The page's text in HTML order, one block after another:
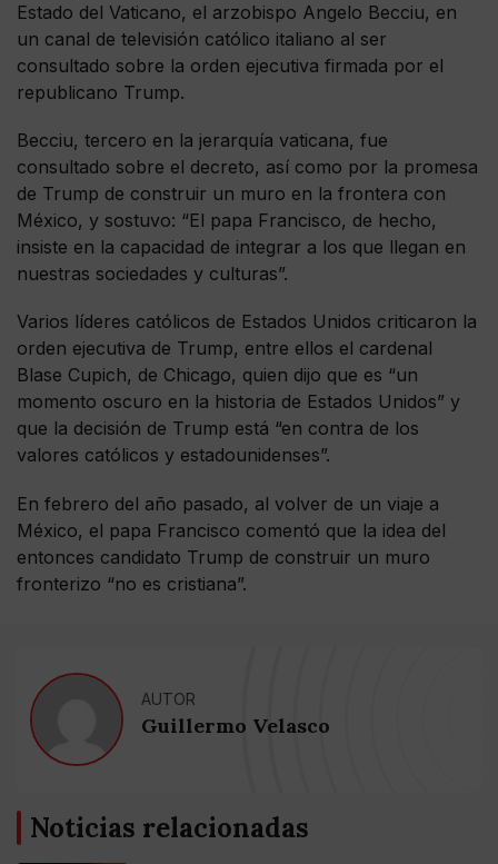
Estado del Vaticano, el arzobispo Angelo Becciu, en
un canal de televisión católico italiano al ser
consultado sobre la orden ejecutiva firmada por el
republicano Trump.
Becciu, tercero en la jerarquía vaticana, fue
consultado sobre el decreto, así como por la promesa
de Trump de construir un muro en la frontera con
México, y sostuvo: “El papa Francisco, de hecho,
insiste en la capacidad de integrar a los que llegan en
nuestras sociedades y culturas”.
Varios líderes católicos de Estados Unidos criticaron la
orden ejecutiva de Trump, entre ellos el cardenal
Blase Cupich, de Chicago, quien dijo que es “un
momento oscuro en la historia de Estados Unidos” y
que la decisión de Trump está “en contra de los
valores católicos y estadounidenses”.
En febrero del año pasado, al volver de un viaje a
México, el papa Francisco comentó que la idea del
entonces candidato Trump de construir un muro
fronterizo “no es cristiana”.
AUTOR
Guillermo Velasco
Noticias relacionadas